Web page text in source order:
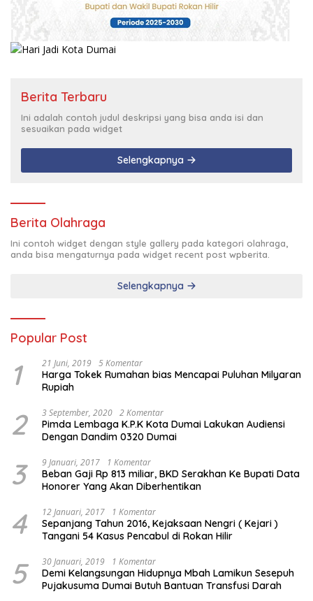
Berita Terbaru
Ini adalah contoh judul deskripsi yang bisa anda isi dan
sesuaikan pada widget
Selengkapnya
Berita Olahraga
Ini contoh widget dengan style gallery pada kategori olahraga,
anda bisa mengaturnya pada widget recent post wpberita.
Selengkapnya
Popular Post
1 21 Juni, 2019 5 Komentar
Harga Tokek Rumahan bias Mencapai Puluhan Milyaran
Rupiah
2 3 September, 2020 2 Komentar
Pimda Lembaga K.P.K Kota Dumai Lakukan Audiensi
Dengan Dandim 0320 Dumai
3 9 Januari, 2017 1 Komentar
Beban Gaji Rp 813 miliar, BKD Serakhan Ke Bupati Data
Honorer Yang Akan Diberhentikan
4 12 Januari, 2017 1 Komentar
Sepanjang Tahun 2016, Kejaksaan Nengri ( Kejari )
Tangani 54 Kasus Pencabul di Rokan Hilir
5 30 Januari, 2019 1 Komentar
Demi Kelangsungan Hidupnya Mbah Lamikun Sesepuh
Pujakusuma Dumai Butuh Bantuan Transfusi Darah